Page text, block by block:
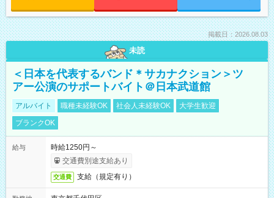
掲載日：2026.08.03
未読
＜日本を代表するバンド＊サカナクション＞ツ
アー公演のサポートバイト＠日本武道館
アルバイト 職種未経験OK 社会人未経験OK
大学生歓迎
ブランクOK
給与
時給1250円～
交通費別途支給あり
交通費 支給（規定有り）